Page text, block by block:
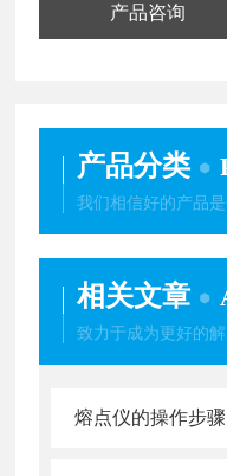
产品咨询
产品分类
我们相信好的产品是
相关文章
致力于成为更好的
熔点仪的操作步骤